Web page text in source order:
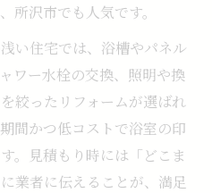
所沢市でも人気です。
い住宅では、浴槽やパネル
ワー水栓の交換、照明や換
絞ったリフォームが選ばれ
間かつ低コストで浴室の印
。見積もり時には「どこま
業者に伝えることが、満足